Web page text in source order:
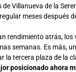
de Villanueva de la
meses después
rendimiento atrás,
semanas. Es más,
la tercera plaza de la
posicionado ahora